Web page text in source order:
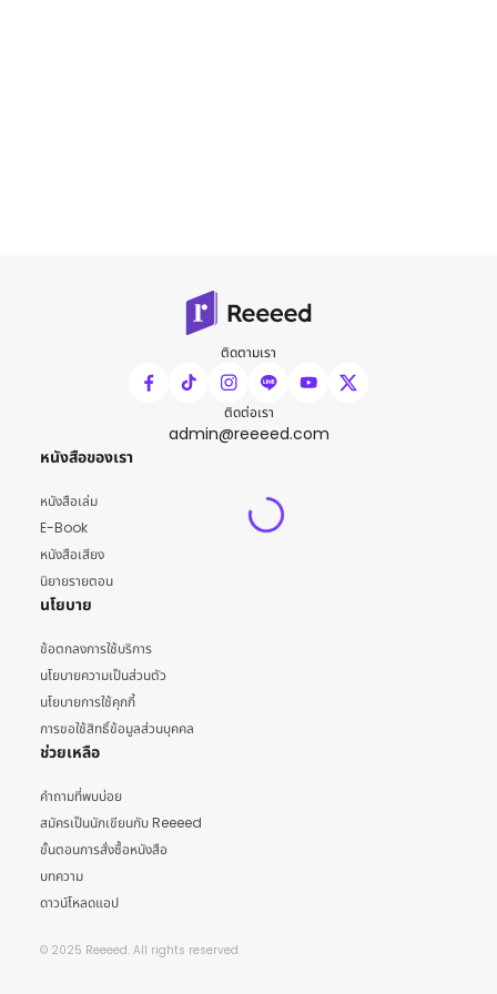
ติดตามเรา
ติดต่อเรา
admin@reeeed.com
หนังสือของเรา
หนังสือเล่ม
E-Book
หนังสือเสียง
นิยายรายตอน
นโยบาย
ข้อตกลงการใช้บริการ
นโยบายความเป็นส่วนตัว
นโยบายการใช้คุกกี้
การขอใช้สิทธิ์ข้อมูลส่วนบุคคล
ช่วยเหลือ
คำถามที่พบบ่อย
สมัครเป็นนักเขียนกับ Reeeed
ขั้นตอนการสั่งซื้อหนังสือ
บทความ
ดาวน์โหลดแอป
© 2025 Reeeed. All rights reserved.